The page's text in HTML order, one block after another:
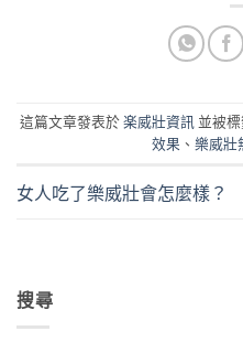
這篇文章發表於楽威壯資訊 並被
效果 、 樂威壯
女人吃了樂威壯會怎麼樣？
搜尋